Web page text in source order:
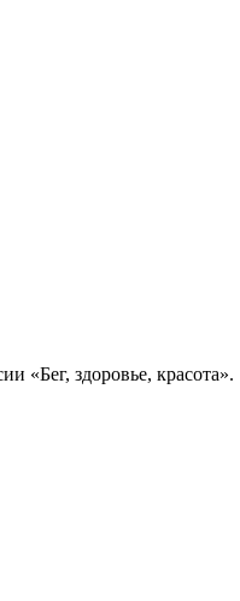
«Бег, здоровье, красота».